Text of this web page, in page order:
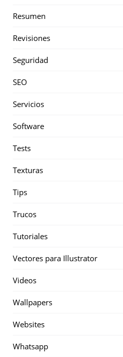
Resumen
Revisiones
Seguridad
SEO
Servicios
Software
Tests
Texturas
Tips
Trucos
Tutoriales
Vectores para Illustrator
Videos
Wallpapers
Websites
Whatsapp